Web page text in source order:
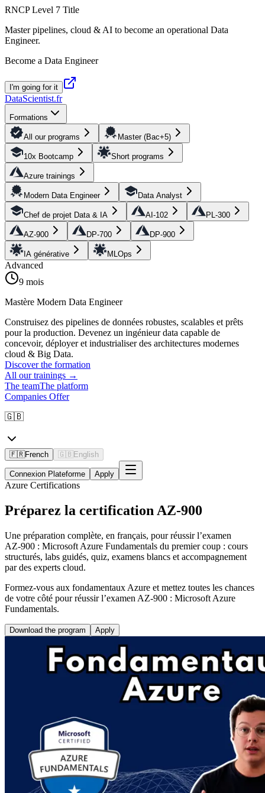
RNCP Level 7 Title
Master pipelines, cloud & AI to become an operational Data
Engineer.
Become a Data Engineer
I'm going for it
DataScientist.fr
Formations
All our programs Master (Bac+5)
10x Bootcamp Short programs
Azure trainings
Modern Data Engineer Data Analyst
Chef de projet Data & IA AI-102 PL-300
AZ-900 DP-700 DP-900
IA générative MLOps
Advanced
9 mois
Mastère Modern Data Engineer
Construisez des pipelines de données robustes, scalables et prêts
pour la production. Devenez un ingénieur data capable de
concevoir, déployer et industrialiser des architectures modernes
cloud & Big Data.
Discover the formation
All our trainings →
The teamThe platform
Companies Offer
🇬🇧
🇫🇷French 🇬🇧 English
Connexion Plateforme Apply
Azure Certifications
Préparez la certification AZ-900
Une préparation complète, en français, pour réussir l’examen
AZ‑900 : Microsoft Azure Fundamentals du premier coup : cours
structurés, labs guidés, quiz, examens blancs et accompagnement
par des experts cloud.
Formez‑vous aux fondamentaux Azure et mettez toutes les chances
de votre côté pour réussir l’examen AZ‑900 : Microsoft Azure
Fundamentals.
Download the program Apply